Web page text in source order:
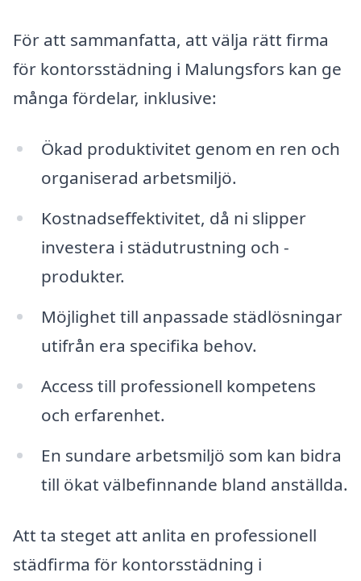
För att sammanfatta, att välja rätt firma
för kontorsstädning i Malungsfors kan ge
många fördelar, inklusive:
Ökad produktivitet genom en ren och
organiserad arbetsmiljö.
Kostnadseffektivitet, då ni slipper
investera i städutrustning och -
produkter.
Möjlighet till anpassade städlösningar
utifrån era specifika behov.
Access till professionell kompetens
och erfarenhet.
En sundare arbetsmiljö som kan bidra
till ökat välbefinnande bland anställda.
Att ta steget att anlita en professionell
städfirma för kontorsstädning i